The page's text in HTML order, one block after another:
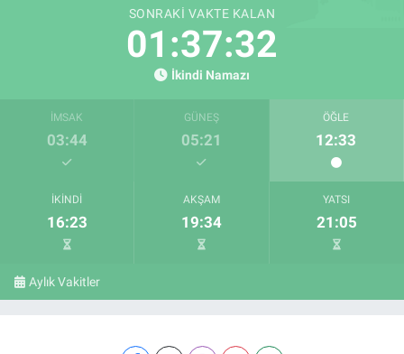
SONRAKI VAKTE KALAN
01:37:32
İkindi Namazı
İMSAK
03:44
GÜNEŞ
05:21
ÖĞLE
12:33
İKINDI
16:23
AKŞAM
19:34
YATSI
21:05
Aylık Vakitler